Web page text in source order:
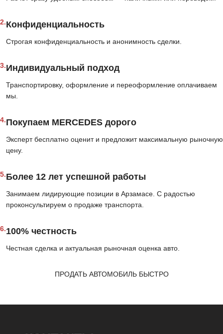
2.Конфиденциальность
Строгая конфиденциальность и анонимность сделки.
3.Индивидуальный подход
Транспортировку, оформление и переоформление оплачиваем
мы.
4.Покупаем MERCEDES дорого
Эксперт бесплатно оценит и предложит максимальную рыночную
цену.
5.Более 12 лет успешной работы
Занимаем лидирующие позиции в Арзамасе. С радостью
проконсультируем о продаже транспорта.
6.100% честность
Честная сделка и актуальная рыночная оценка авто.
ПРОДАТЬ АВТОМОБИЛЬ БЫСТРО